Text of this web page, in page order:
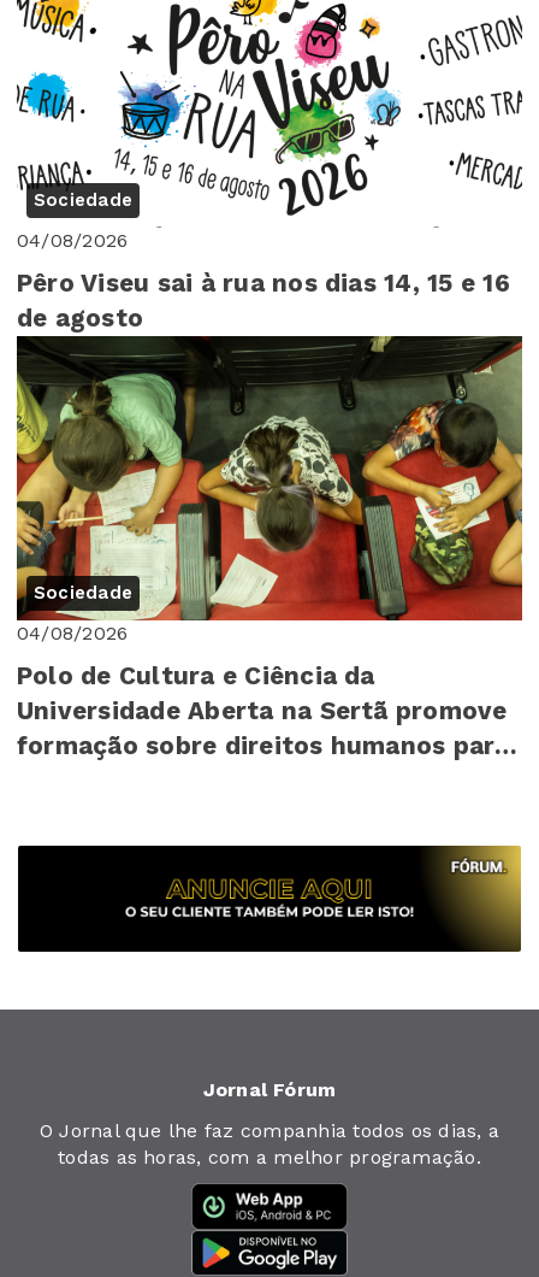
Sociedade
04/08/2026
Pêro Viseu sai à rua nos dias 14, 15 e 16
de agosto
Sociedade
04/08/2026
Polo de Cultura e Ciência da
Universidade Aberta na Sertã promove
formação sobre direitos humanos para
Jornal Fórum
O Jornal que lhe faz companhia todos os dias, a
todas as horas, com a melhor programação.